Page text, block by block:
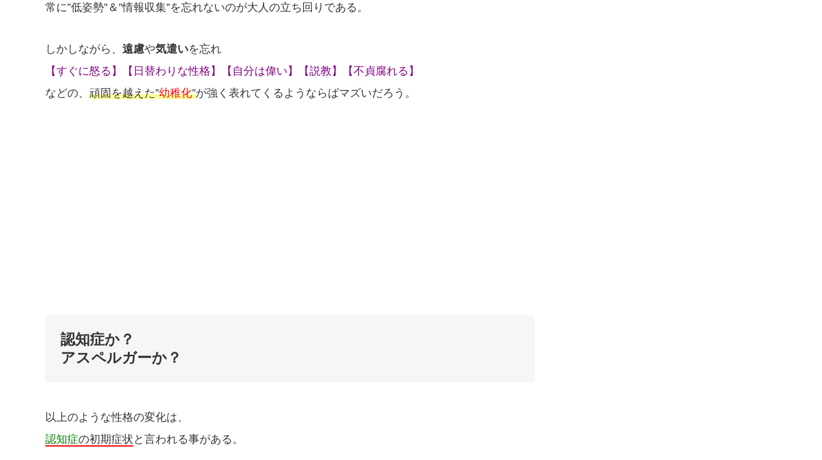
常に”低姿勢”＆”情報収集”を忘れないのが大人の立ち回りである。
しかしながら、 遠慮や気遣いを忘れ
【すぐに怒る】【日替わりな性格】【自分は偉い】【説教】【不貞腐れる】
などの、 頑固を越えた”幼稚化”が強く表れてくるようならばマズいだろう。
認知症か？
アスペルガーか？
以上のような性格の変化は、
認知症の初期症状 と言われる事がある。